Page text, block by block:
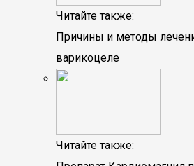
Читайте также:
Причины и методы
варикоцеле
Читайте также: